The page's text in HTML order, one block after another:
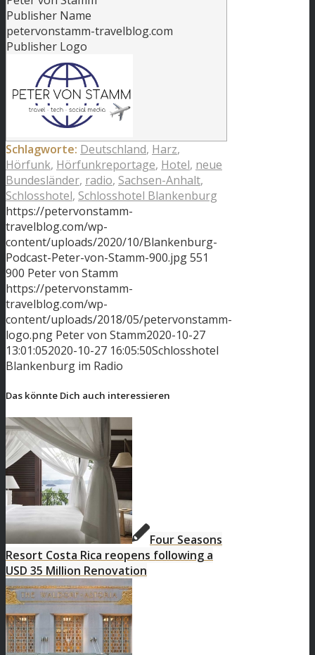
Publisher Name
petervonstamm-travelblog.com
Publisher Logo
Schlagworte: Deutschland, Harz,
Hörfunk, Hörfunkreportage, Hotel, neue
Bundesländer, radio, Sachsen-Anhalt,
Schlosshotel, Schlosshotel Blankenburg
https://petervonstamm-
travelblog.com/wp-
content/uploads/2020/10/Blankenburg-
Podcast-Peter-von-Stamm-900.jpg551
900 Peter von Stamm
https://petervonstamm-
travelblog.com/wp-
content/uploads/2018/05/petervonstamm-
logo.png Peter von Stamm2020-10-27
13:01:052020-10-27 16:05:50Schlosshotel
Blankenburg im Radio
Das könnte Dich auch interessieren
Four Seasons
Resort Costa Rica reopens following a
USD 35 Million Renovation